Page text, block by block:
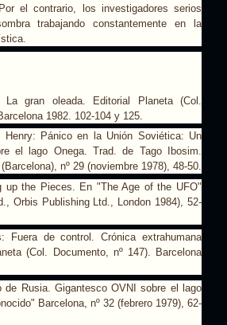
el contrario, los investigadores serios
trabajando constantemente en la
gran oleada. Editorial Planeta (Col.
1982. 102-104 y 125.
Pánico en la Unión Soviética: Un
el lago Onega. Trad. de Tago Ibosim.
nº 29 (noviembre 1978), 48-50.
up the Pieces. En "The Age of the UFO"
Orbis Publishing Ltd., London 1984), 52-
Fuera de control. Crónica extrahumana
(Col. Documento, nº 147). Barcelona
de Rusia. Gigantesco OVNI sobre el lago
Barcelona, nº 32 (febrero 1979), 62-